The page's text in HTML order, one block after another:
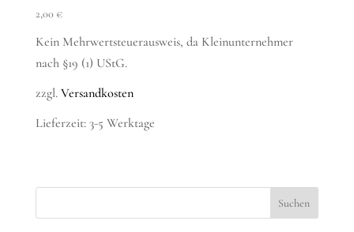
2,00 €
Kein Mehrwertsteuerausweis, da Kleinunternehmer
nach §19 (1) UStG.
zzgl. Versandkosten
Lieferzeit: 3-5 Werktage